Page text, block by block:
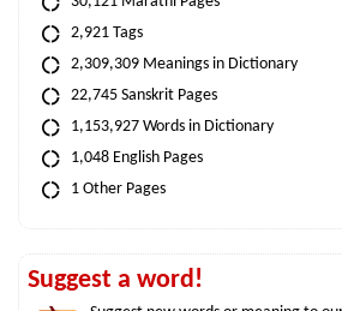
2,921 Tags
2,309,309 Meanings in Dictionary
22,745 Sanskrit Pages
1,153,927 Words in Dictionary
1,048 English Pages
1 Other Pages
Suggest a word!